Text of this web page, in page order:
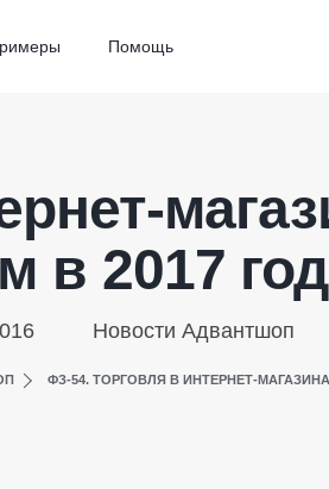
Помощь
в 2017
Новости Адвантшоп
ФЗ-54. ТОРГОВЛЯ В ИНТЕРНЕТ-